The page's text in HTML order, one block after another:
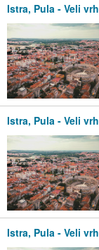
Istra, Pula - Veli
Istra, Pula - Veli
Istra, Pula - Veli